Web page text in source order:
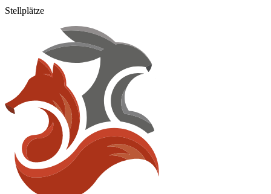
Stellplätze